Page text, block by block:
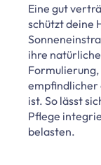
Eine gut
schützt deine
ihre
Formulierung,
empfindlicher
ist. So lässt
Pflege
belasten.